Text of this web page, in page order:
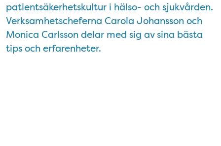
patientsäkerhetskultur i hälso- och sjukvården.
Verksamhetscheferna Carola Johansson och
Monica Carlsson delar med sig av sina bästa
tips och erfarenheter.